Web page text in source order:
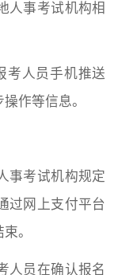
人事考试机构相
考人员手机推送
作等信息。
事考试机构规定
过网上支付平台
。
人员在确认报名